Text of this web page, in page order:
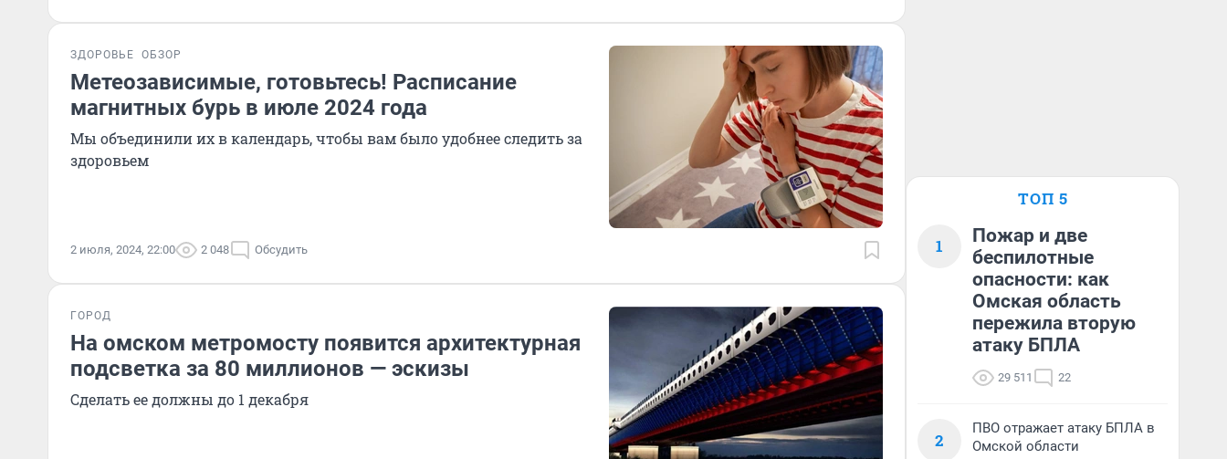
ЗДОРОВЬЕ ОБЗОР
Метеозависимые, готовьтесь! Расписание
магнитных бурь в июле 2024 года
Мы объединили их в календарь, чтобы вам было удобнее следить за
здоровьем
2 июля, 2024, 22:00 2 048 Обсудить
ГОРОД
На омском метромосту появится архитектурная
подсветка за 80 миллионов — эскизы
Сделать ее должны до 1 декабря
ТОП 5
1
Пожар и две
беспилотные
опасности: как
Омская область
пережила вторую
атаку БПЛА
29 511 22
2
ПВО отражает атаку БПЛА в
Омской области